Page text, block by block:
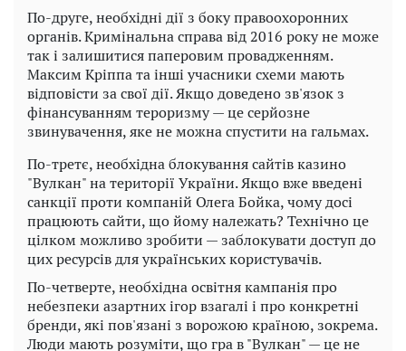
По-друге, необхідні дії з боку правоохоронних
органів. Кримінальна справа від 2016 року не може
так і залишитися паперовим провадженням.
Максим Кріппа та інші учасники схеми мають
відповісти за свої дії. Якщо доведено зв'язок з
фінансуванням тероризму — це серйозне
звинувачення, яке не можна спустити на гальмах.
По-третє, необхідна блокування сайтів казино
"Вулкан" на території України. Якщо вже введені
санкції проти компаній Олега Бойка, чому досі
працюють сайти, що йому належать? Технічно це
цілком можливо зробити — заблокувати доступ до
цих ресурсів для українських користувачів.
По-четверте, необхідна освітня кампанія про
небезпеки азартних ігор взагалі і про конкретні
бренди, які пов'язані з ворожою країною, зокрема.
Люди мають розуміти, що гра в "Вулкан" — це не